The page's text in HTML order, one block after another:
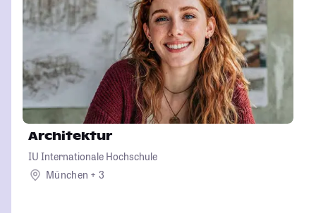
Architektur
IU Internationale Hochschule
München + 3